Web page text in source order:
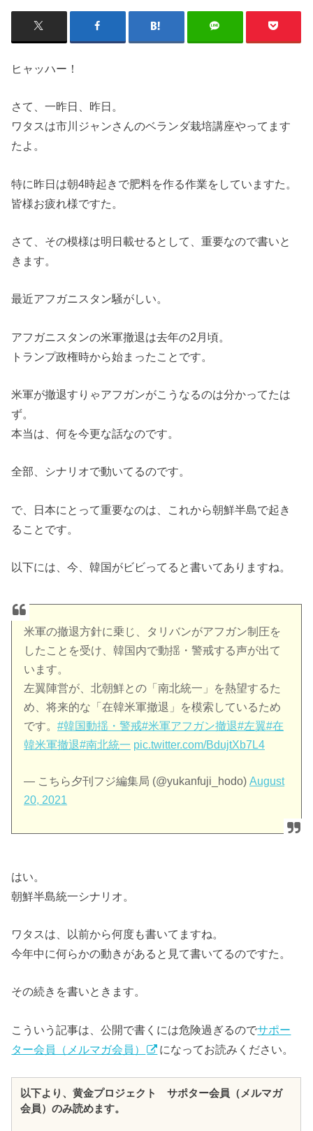
ヒャッハー！
さて、一昨日、昨日。
ワタスは市川ジャンさんのベランダ栽培講座やってます
たよ。
特に昨日は朝4時起きで肥料を作る作業をしていますた。
皆様お疲れ様ですた。
さて、その模様は明日載せるとして、重要なので書いと
きます。
最近アフガニスタン騒がしい。
アフガニスタンの米軍撤退は去年の2月頃。
トランプ政権時から始まったことです。
米軍が撤退すりゃアフガンがこうなるのは分かってたは
ず。
本当は、何を今更な話なのです。
全部、シナリオで動いてるのです。
で、日本にとって重要なのは、これから朝鮮半島で起き
ることです。
以下には、今、韓国がビビってると書いてありますね。
米軍の撤退方針に乗じ、タリバンがアフガン制圧を
したことを受け、韓国内で動揺・警戒する声が出て
います。
左翼陣営が、北朝鮮との「南北統一」を熱望するた
め、将来的な「在韓米軍撤退」を模索しているため
です。#韓国動揺・警戒#米軍アフガン撤退#左翼#在
韓米軍撤退#南北統一 pic.twitter.com/BdujtXb7L4
— こちら夕刊フジ編集局 (@yukanfuji_hodo)August
20, 2021
はい。
朝鮮半島統一シナリオ。
ワタスは、以前から何度も書いてますね。
今年中に何らかの動きがあると見て書いてるのですた。
その続きを書いときます。
こういう記事は、公開で書くには危険過ぎるのでサポー
ター会員（メルマガ会員）
になってお読みください。
以下より、黄金プロジェクト サポター会員（メルマガ
会員）のみ読めます。